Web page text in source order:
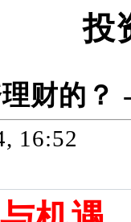
投
财的？
16:52